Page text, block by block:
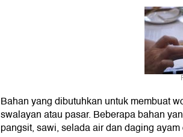
Bahan yang dibutuhkan untuk membuat
swalayan atau pasar. Beberapa bahan
pangsit, sawi, selada air dan daging